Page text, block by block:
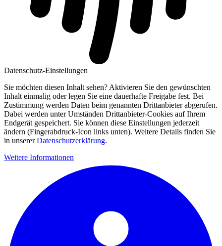
Datenschutz-Einstellungen
Sie möchten diesen Inhalt sehen? Aktivieren Sie den gewünschten
Inhalt einmalig oder legen Sie eine dauerhafte Freigabe fest. Bei
Zustimmung werden Daten beim genannten Drittanbieter abgerufen.
Dabei werden unter Umständen Drittanbieter-Cookies auf Ihrem
Endgerät gespeichert. Sie können diese Einstellungen jederzeit
ändern (Fingerabdruck-Icon links unten). Weitere Details finden Sie
in unsererDatenschutzerklärung.
Weitere Informationen